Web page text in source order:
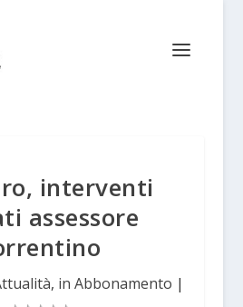
interventi
assessore
, in Abbonamento |